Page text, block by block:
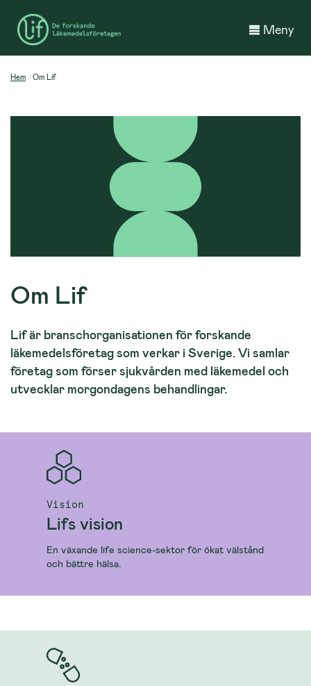
Meny
Hem Om Lif
Om Lif
Lif är branschorganisationen för forskande
läkemedelsföretag som verkar i Sverige. Vi samlar
företag som förser sjukvården med läkemedel och
utvecklar morgondagens behandlingar.
Vision
Lifs vision
En växande life science-sektor för ökat välstånd
och bättre hälsa.